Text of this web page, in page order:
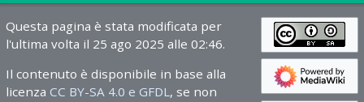
Questa pagina è stata modificata per
l'ultima volta il 25 ago 2025 alle 02:46.
Il contenuto è disponibile in base alla
licenza CC BY-SA 4.0 e GFDL , se non